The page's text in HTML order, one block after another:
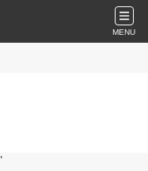
MENU